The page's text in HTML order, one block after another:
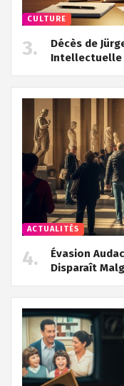
CULTURE
Décès de
Intellectuelle
ACTUALITÉS
Évasion
Disparaît